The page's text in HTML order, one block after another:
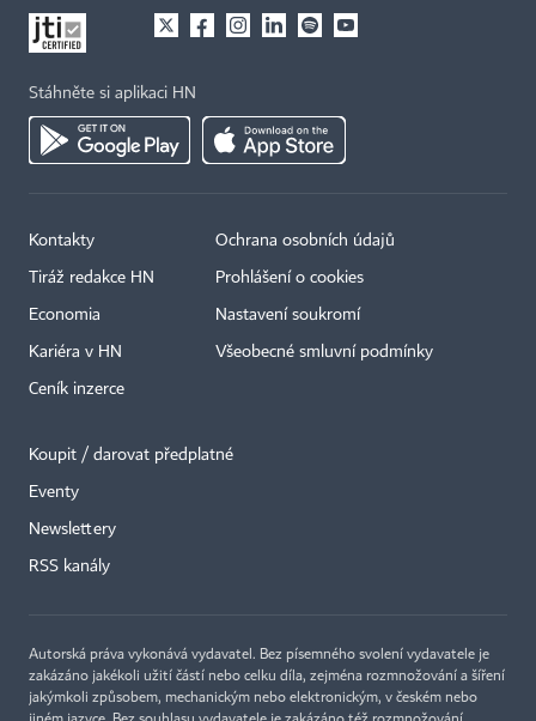
Stáhněte si aplikaci HN
Kontakty
Tiráž redakce HN
Economia
Kariéra v HN
Ceník inzerce
Ochrana osobních údajů
Prohlášení o cookies
Nastavení soukromí
Všeobecné smluvní podmínky
Koupit / darovat předplatné
Eventy
Newslettery
RSS kanály
Autorská práva vykonává vydavatel. Bez písemného svolení vydavatele je
zakázáno jakékoli užití částí nebo celku díla, zejména rozmnožování a šíření
jakýmkoli způsobem, mechanickým nebo elektronickým, v českém nebo